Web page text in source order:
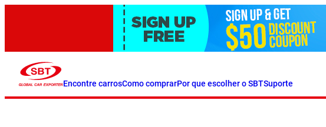
Encontre carrosComo comprarPor que escolher o SBTSuporte